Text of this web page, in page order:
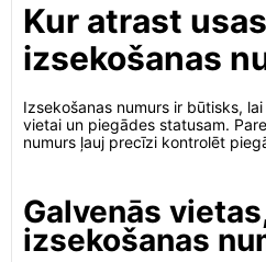
Kur atrast
izsekošanas
Izsekošanas numurs ir būtisks,
vietai un piegādes statusam.
numurs ļauj precīzi kontrolēt
Galvenās
izsekošanas